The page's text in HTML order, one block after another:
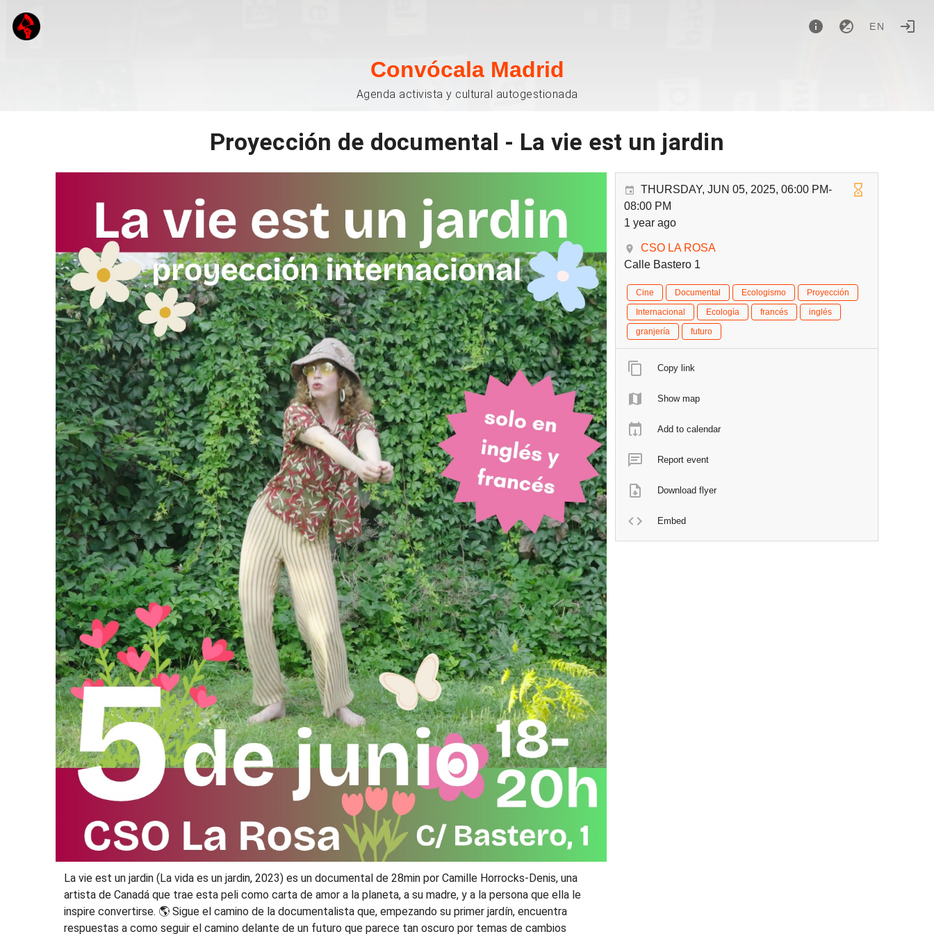
EN
Convócala Madrid
Agenda activista y cultural autogestionada
Proyección de documental - La vie est un jardin
La vie est un jardin (La vida es un jardin, 2023) es un documental de 28min por Camille Horrocks-Denis, una
artista de Canadá que trae esta peli como carta de amor a la planeta, a su madre, y a la persona que ella le
inspire convertirse. 🌎 Sigue el camino de la documentalista que, empezando su primer jardín, encuentra
respuestas a como seguir el camino delante de un futuro que parece tan oscuro por temas de cambios
THURSDAY, JUN 05, 2025, 06:00 PM-
08:00 PM
1 year ago
CSO LA ROSA
Calle Bastero 1
Cine Documental Ecologismo
Proyección
Internacional
Ecologìa francés
inglés
granjería
futuro
Copy link
Show map
Add to calendar
Report event
Download flyer
Embed